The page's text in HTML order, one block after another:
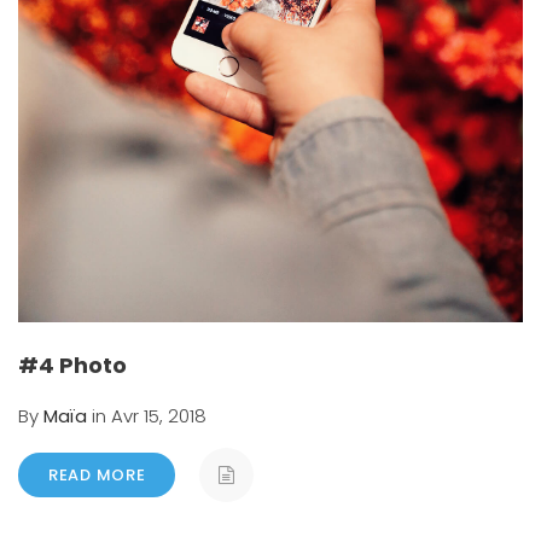
#4 Photo
ByMaïa in Avr 15, 2018
READ MORE